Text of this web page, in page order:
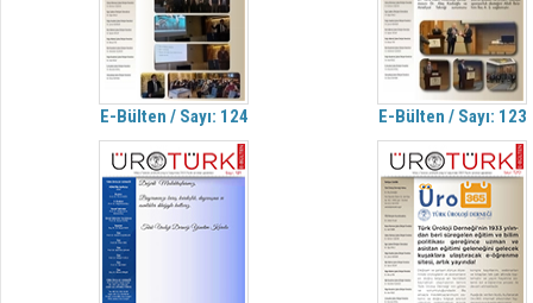
E-Bülten / Sayı: 124 E-Bülten / Sayı: 123